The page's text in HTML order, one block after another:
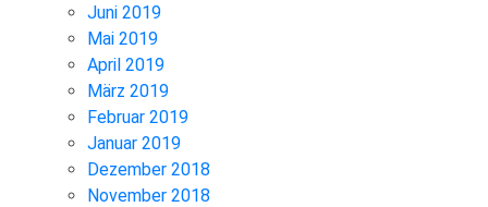
Juni 2019
Mai 2019
April 2019
März 2019
Februar 2019
Januar 2019
Dezember 2018
November 2018